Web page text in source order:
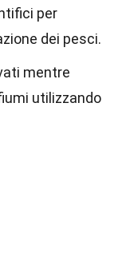
per
dei pesci.
mentre
utilizzando